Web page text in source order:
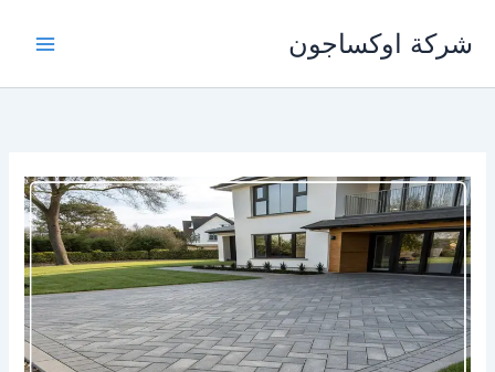
المحتوى
شركة اوكساجون